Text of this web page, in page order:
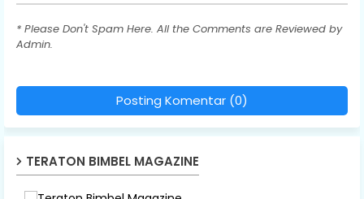
* Please Don't Spam Here. All the Comments are Reviewed by
Admin.
Posting Komentar (0)
TERATON BIMBEL MAGAZINE